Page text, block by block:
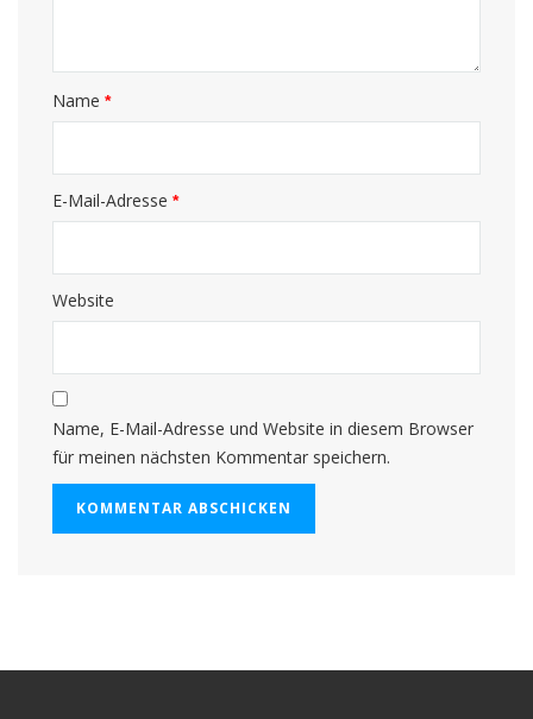
Name*
E-Mail-Adresse*
Website
Name, E-Mail-Adresse und Website in diesem Browser
für meinen nächsten Kommentar speichern.